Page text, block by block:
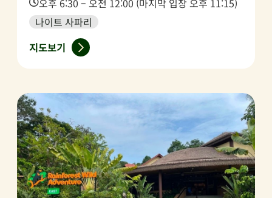
오후 6:30 – 오전 12:00 (마지막 입장 오후 11:15)
나이트 사파리
지도보기